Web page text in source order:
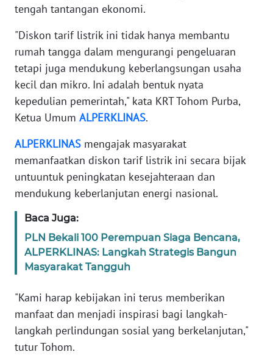
tengah tantangan ekonomi.
"Diskon tarif listrik ini tidak hanya membantu
rumah tangga dalam mengurangi pengeluaran
tetapi juga mendukung keberlangsungan usaha
kecil dan mikro. Ini adalah bentuk nyata
kepedulian pemerintah," kata KRT Tohom Purba,
Ketua Umum ALPERKLINAS.
ALPERKLINAS mengajak masyarakat
memanfaatkan diskon tarif listrik ini secara bijak
untuuntuk peningkatan kesejahteraan dan
mendukung keberlanjutan energi nasional.
Baca Juga:
PLN Bekali 100 Perempuan Siaga Bencana,
ALPERKLINAS: Langkah Strategis Bangun
Masyarakat Tangguh
"Kami harap kebijakan ini terus memberikan
manfaat dan menjadi inspirasi bagi langkah-
langkah perlindungan sosial yang berkelanjutan,"
tutur Tohom.
WN
WN
PAPUA
WN
PAPUA
WN
SERAMBI
WN
JAMBI
WN
WN
NTB